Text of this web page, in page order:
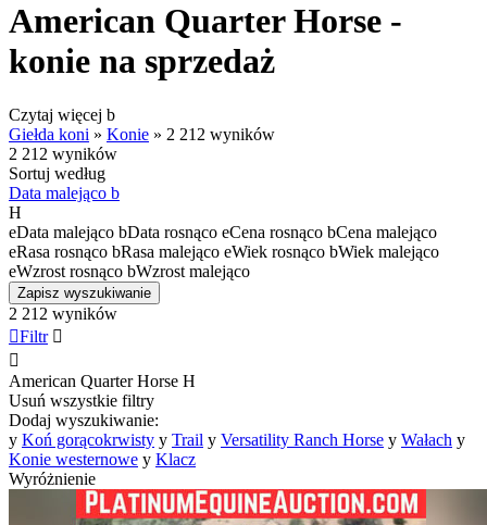
American Quarter Horse -
konie na sprzedaż
Czytaj więcej b
Giełda koni » Konie » 2 212 wyników
2 212 wyników
Sortuj według
Data malejąco b
H
eData malejąco bData rosnąco eCena rosnąco bCena malejąco
eRasa rosnąco bRasa malejąco eWiek rosnąco bWiek malejąco
eWzrost rosnąco bWzrost malejąco
Zapisz wyszukiwanie
2 212 wyników
Filtr 

American Quarter Horse H
Usuń wszystkie filtry
Dodaj wyszukiwanie:
y Koń gorącokrwisty y Trail y Versatility Ranch Horse y Wałach y
Konie westernowe y Klacz
Wyróżnienie